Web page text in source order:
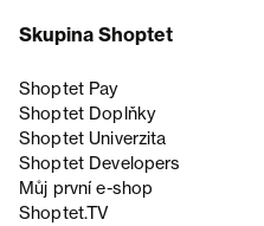
Skupina Shoptet
Shoptet Pay
Shoptet Doplňky
Shoptet Univerzita
Shoptet Developers
Můj první e-shop
Shoptet.TV